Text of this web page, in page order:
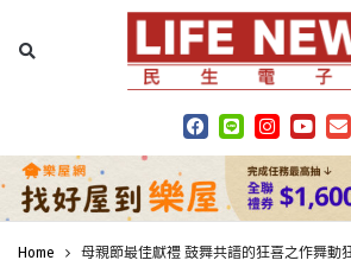
Home 母親節最佳獻禮 鼓舞共譜的狂喜之作舞動